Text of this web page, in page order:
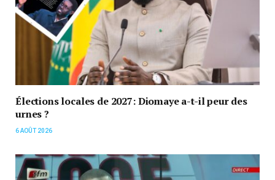
Élections locales de 2027: Diomaye a-t-il peur des
urnes ?
6 AOÛT 2026